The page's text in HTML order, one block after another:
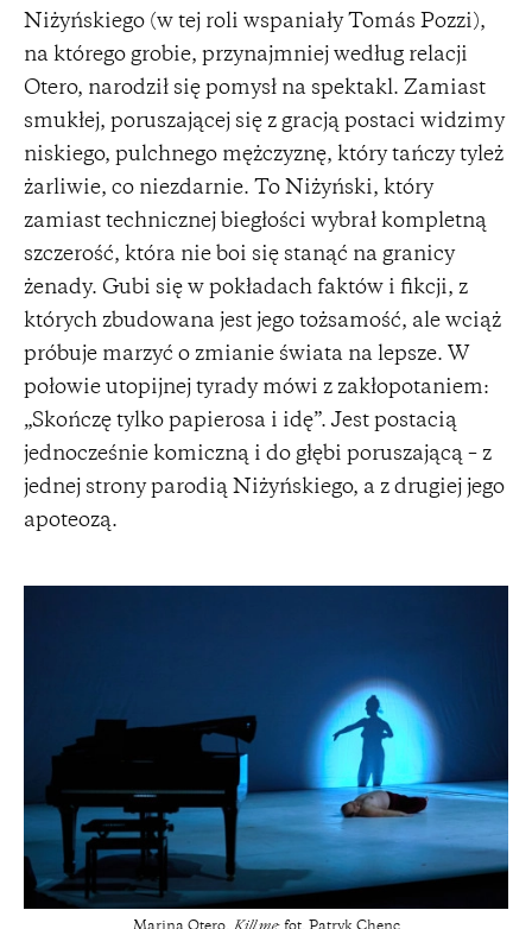
Niżyńskiego (w tej roli wspaniały Tomás Pozzi),
na którego grobie, przynajmniej według relacji
Otero, narodził się pomysł na spektakl. Zamiast
smukłej, poruszającej się z gracją postaci widzimy
niskiego, pulchnego mężczyznę, który tańczy tyleż
żarliwie, co niezdarnie. To Niżyński, który
zamiast technicznej biegłości wybrał kompletną
szczerość, która nie boi się stanąć na granicy
żenady. Gubi się w pokładach faktów i fikcji, z
których zbudowana jest jego tożsamość, ale wciąż
próbuje marzyć o zmianie świata na lepsze. W
połowie utopijnej tyrady mówi z zakłopotaniem:
„Skończę tylko papierosa i idę”. Jest postacią
jednocześnie komiczną i do głębi poruszającą – z
jednej strony parodią Niżyńskiego, a z drugiej jego
apoteozą.